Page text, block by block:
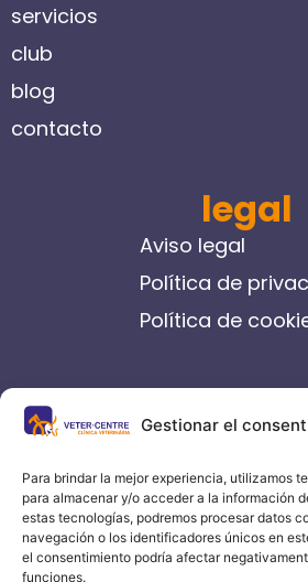
Gestionar el
Para brindar la mejor experiencia, utilizamos
para almacenar y/o acceder a la información
estas tecnologías, podremos procesar datos
navegación o los identificadores únicos en
el consentimiento podría afectar
funciones.
servicios
club
blog
contacto
legal
Aviso legal
Política de
Política de
C/ Germanes
Igualada
93 804 70